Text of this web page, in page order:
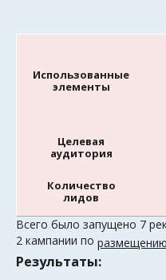
Использованные
элементы
Целевая
аудитория
Количество
лидов
Всего было запущено 7
2 кампании по
Результаты: